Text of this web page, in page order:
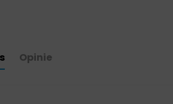
Opinie